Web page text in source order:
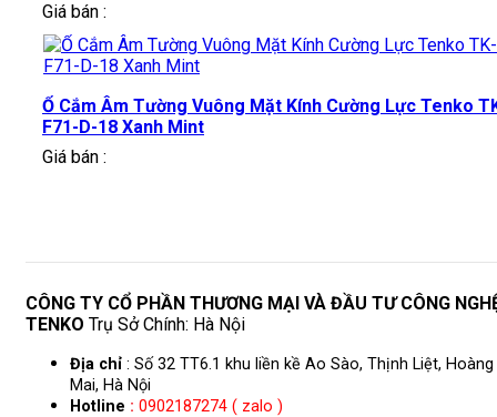
Giá bán :
Ổ Cắm Âm Tường Vuông Mặt Kính Cường Lực Tenko
F71-D-18 Xanh Mint
Giá bán :
CÔNG TY CỔ PHẦN THƯƠNG MẠI VÀ ĐẦU TƯ CÔNG
TENKO Trụ Sở Chính: Hà Nội
Địa chỉ : Số 32 TT6.1 khu liền kề Ao Sào, Thịnh Liệt, Hoàng
Mai, Hà Nội
Hotline : 0902187274 ( zalo )